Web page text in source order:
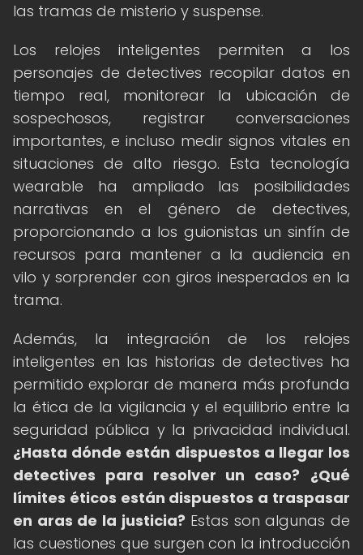
las tramas de misterio y suspense.
Los relojes inteligentes permiten a los
personajes de detectives recopilar datos en
tiempo real, monitorear la ubicación de
sospechosos, registrar conversaciones
importantes, e incluso medir signos vitales en
situaciones de alto riesgo. Esta tecnología
wearable ha ampliado las posibilidades
narrativas en el género de detectives,
proporcionando a los guionistas un sinfín de
recursos para mantener a la audiencia en
vilo y sorprender con giros inesperados en la
trama.
Además, la integración de los relojes
inteligentes en las historias de detectives ha
permitido explorar de manera más profunda
la ética de la vigilancia y el equilibrio entre la
seguridad pública y la privacidad individual.
¿Hasta dónde están dispuestos a llegar los
detectives para resolver un caso? ¿Qué
límites éticos están dispuestos a traspasar
en aras de la justicia? Estas son algunas de
las cuestiones que surgen con la introducción